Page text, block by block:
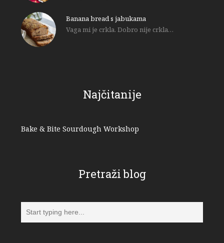
Banana bread s jabukama
Vaga mi je crkla. Dobro nije crkla…
Najčitanije
Bake & Bite Sourdough Workshop
Pretraži blog